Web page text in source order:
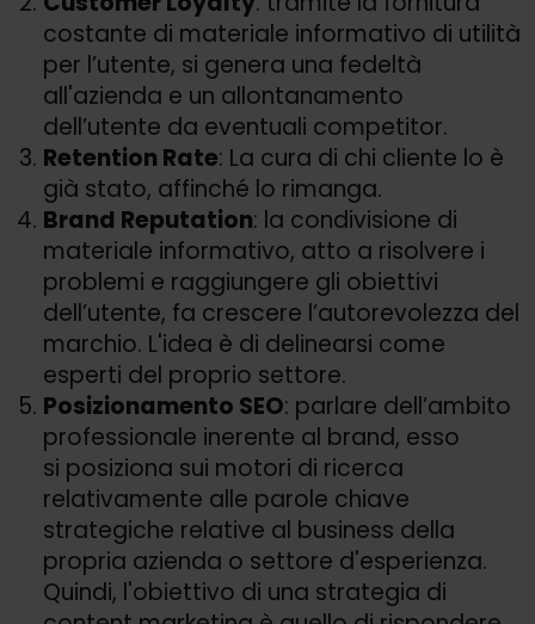
costante di materiale informativo di utilità
per l’utente, si genera una fedeltà
all'azienda e un allontanamento
dell’utente da eventuali competitor.
Retention Rate: La cura di chi cliente lo è
già stato, affinché lo rimanga.
Brand Reputation: la condivisione di
materiale informativo, atto a risolvere i
problemi e raggiungere gli obiettivi
dell’utente, fa crescere l’autorevolezza del
marchio. L'idea è di delinearsi come
esperti del proprio settore.
Posizionamento SEO: parlare dell’ambito
professionale inerente al brand, esso
si posiziona sui motori di ricerca
relativamente alle parole chiave
strategiche relative al business della
propria azienda o settore d'esperienza.
Quindi, l'obiettivo di una strategia di